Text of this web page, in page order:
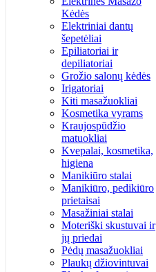
Kėdės
Elektriniai dantų
šepetėliai
Epiliatoriai ir
depiliatoriai
Grožio salonų kėdės
Irigatoriai
Kiti masažuokliai
Kosmetika vyrams
Kraujospūdžio
matuokliai
Kvepalai, kosmetika,
higiena
Manikiūro stalai
Manikiūro, pedikiūro
prietaisai
Masažiniai stalai
Moteriški skustuvai ir
jų priedai
Pėdų masažuokliai
Plaukų džiovintuvai